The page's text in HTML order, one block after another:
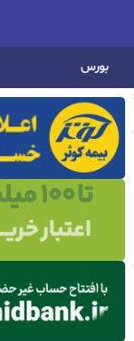
بورس